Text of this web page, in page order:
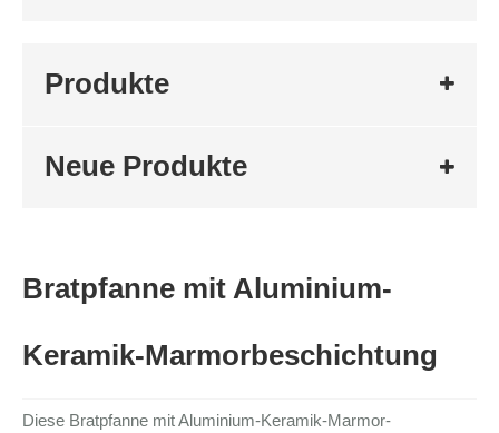
Produkte
Neue Produkte
Bratpfanne mit Aluminium-
Keramik-Marmorbeschichtung
Diese Bratpfanne mit Aluminium-Keramik-Marmor-